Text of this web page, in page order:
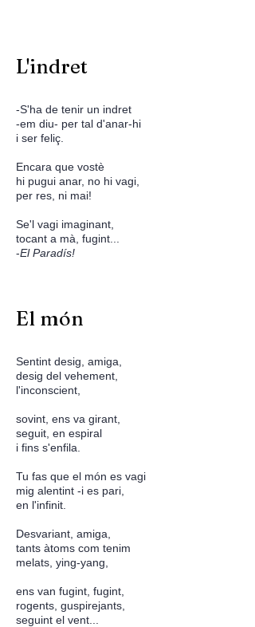
L'indret
-S'ha de tenir un indret
-em diu- per tal d'anar-hi
i ser feliç.
Encara que vostè
hi pugui anar, no hi vagi,
per res, ni mai!
Se'l vagi imaginant,
tocant a mà, fugint...
-El Paradís!
El món
Sentint desig, amiga,
desig del vehement,
l'inconscient,
sovint, ens va girant,
seguit, en espiral
i fins s'enfila.
Tu fas que el món es vagi
mig alentint -i es pari,
en l'infinit.
Desvariant, amiga,
tants àtoms com tenim
melats, ying-yang,
ens van fugint, fugint,
rogents, guspirejants,
seguint el vent...